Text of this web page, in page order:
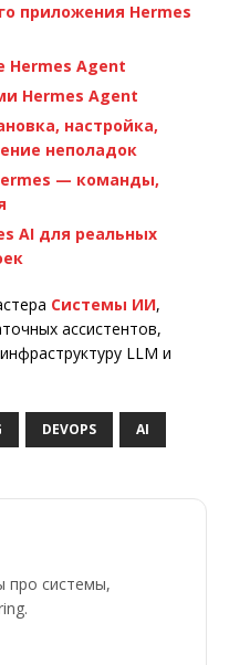
приложения Hermes
Hermes Agent
Hermes Agent
настройка,
неполадок
— команды,
AI для реальных
Системы ИИ,
ассистентов,
LLM и
DEVOPS AI
про системы,